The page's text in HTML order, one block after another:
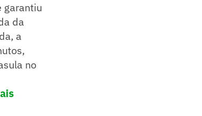
garantiu
da
a
no